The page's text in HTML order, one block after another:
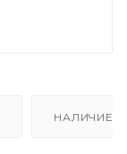
НАЛИЧИЕ